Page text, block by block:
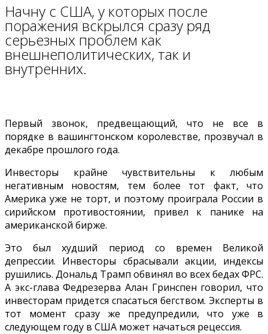
Начну с США, у которых после
поражения вскрылся сразу ряд
серьезных проблем как
внешнеполитических, так и
внутренних.
Первый звонок, предвещающий, что не все в
порядке в вашингтонском королевстве, прозвучал в
декабре прошлого года.
Инвесторы крайне чувствительны к любым
негативным новостям, тем более тот факт, что
Америка уже не торт, и поэтому проиграла России в
сирийском противостоянии, привел к панике на
американской бирже.
Это был худший период со времен Великой
депрессии. Инвесторы сбрасывали акции, индексы
рушились. Дональд Трамп обвинял во всех бедах ФРС.
А экс-глава Федрезерва Алан Гринспен говорил, что
инвесторам придется спасаться бегством. Эксперты в
тот момент сразу же предупредили, что уже в
следующем году в США может начаться рецессия.